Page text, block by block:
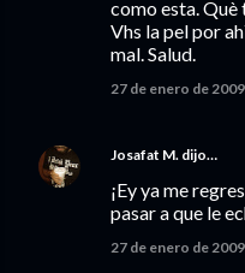
como esta. Què
Vhs la pel por
mal. Salud.
27 de enero de 2009
Josafat M. dijo…
¡Ey ya me
pasar a que le
27 de enero de 2009